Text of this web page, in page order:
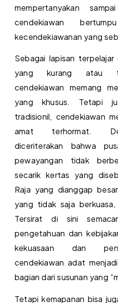
mempertanyakan
cendekiawan
kecendekiawanan yang
Sebagai lapisan
yang kurang atau
cendekiawan memang
yang khusus. Tetapi
tradisionil, cendekiawan
amat terhormat.
diceriterakan bahwa
pewayangan tidak
secarik kertas yang
Raja yang dianggap
yang tidak saja
Tersirat di sini
pengetahuan dan
kekuasaan dan
cendekiawan adat
bagian dari susunan yang
Tetapi kemapanan bisa